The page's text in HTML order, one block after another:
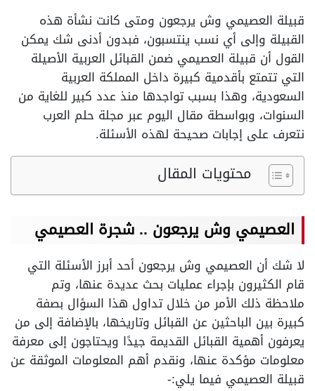
قبيلة العصيمي وش يرجعون ومتى كانت نشأة هذه
القبيلة وإلى أي نسب ينتسبون، فبدون أدنى شك يمكن
القول أن قبيلة العصيمي ضمن القبائل العربية الأصيلة
التي تتمتع بأقدمية كبيرة داخل المملكة العربية
السعودية، وهذا بسبب تواجدها منذ عدد كبير للغاية من
السنوات، وبواسطة مقال اليوم عبر مجلة حلم العرب
نتعرف على إجابات صحيحة لهذه الأسئلة.
محتويات المقال
العصيمي وش يرجعون .. شجرة العصيمي
لا شك أن العصيمي وش يرجعون أحد أبرز الأسئلة التي
قام الكثيرون بإجراء عمليات بحث عديدة عنها، وتم
ملاحظة ذلك الأمر من خلال تداول هذا السؤال بصفة
كبيرة بين الباحثين عن القبائل وتاريخها، بالإضافة إلى من
يعرفون أهمية القبائل القديمة جيدًا ويحتاجون إلى معرفة
معلومات مؤكدة عنها، ونقدم أهم المعلومات الموثقة عن
قبيلة العصيمي فيما يلي:-